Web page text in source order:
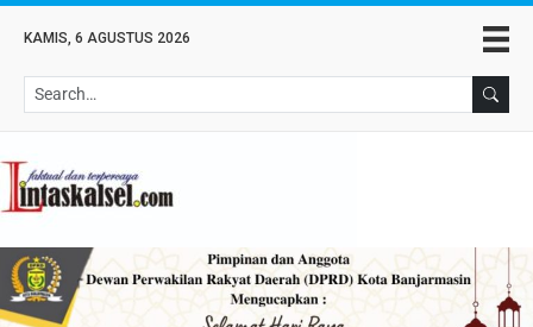
KAMIS, 6 AGUSTUS 2026